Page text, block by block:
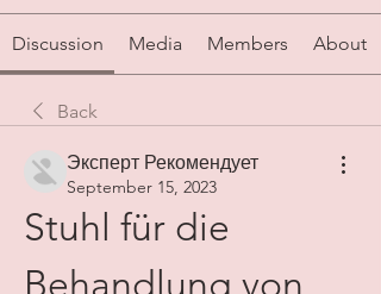
Discussion Media Members About
Back
Эксперт Рекомендует
September 15, 2023
Stuhl für die
Behandlung von